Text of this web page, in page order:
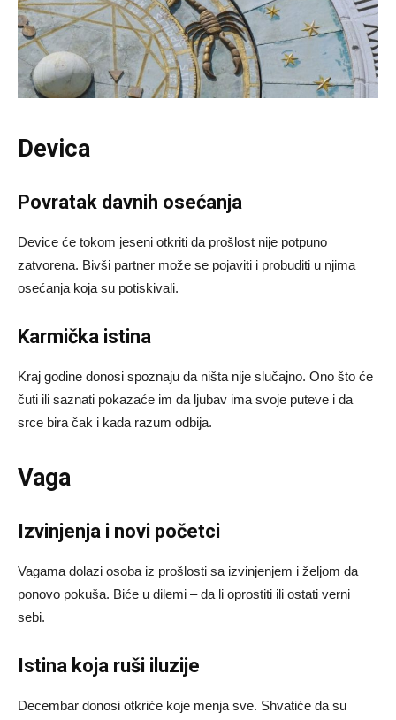
Devica
Povratak davnih osećanja
Device će tokom jeseni otkriti da prošlost nije potpuno
zatvorena. Bivši partner može se pojaviti i probuditi u njima
osećanja koja su potiskivali.
Karmička istina
Kraj godine donosi spoznaju da ništa nije slučajno. Ono što će
čuti ili saznati pokazaće im da ljubav ima svoje puteve i da
srce bira čak i kada razum odbija.
Vaga
Izvinjenja i novi početci
Vagama dolazi osoba iz prošlosti sa izvinjenjem i željom da
ponovo pokuša. Biće u dilemi – da li oprostiti ili ostati verni
sebi.
Istina koja ruši iluzije
Decembar donosi otkriće koje menja sve. Shvatiće da su